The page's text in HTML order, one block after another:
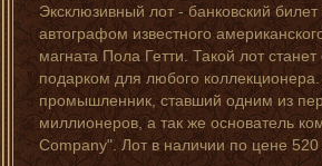
Эксклюзивный лот - банковский
автографом известного
магната Пола Гетти. Такой лот
подарком для любого
промышленник, ставший одним из
миллионеров, а так же основатель
Company". Лот в наличии по цене 520